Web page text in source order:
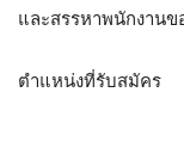
และสรรหาพนักงานข
ตำแหน่งที่รับสมัคร